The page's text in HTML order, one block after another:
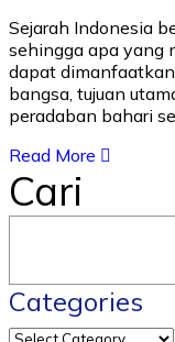
Sejarah Indonesia
sehingga apa yang
dapat
bangsa, tujuan
peradaban bahari
Read More
Cari
Categories